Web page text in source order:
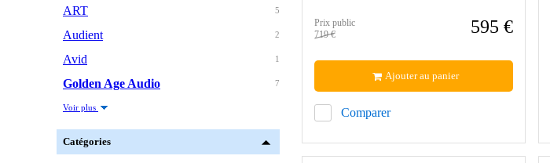
5
ART
2
Audient
1
Avid
7
Golden Age Audio
Voir plus
Catégories
Prix public
719 €
595 €
Comparer
Ajouter au panier